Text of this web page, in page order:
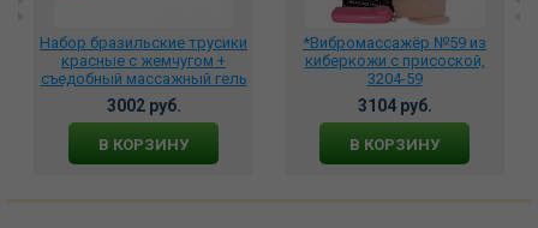
Набор бразильские трусики
красные с жемчугом +
съедобный массажный гель
для тела Sliding Gel
Strawberry клубничный,
3002 руб.
В КОРЗИНУ
*Вибромассажёр №59 из
киберкожи с присоской,
3204-59
3104 руб.
В КОРЗИНУ